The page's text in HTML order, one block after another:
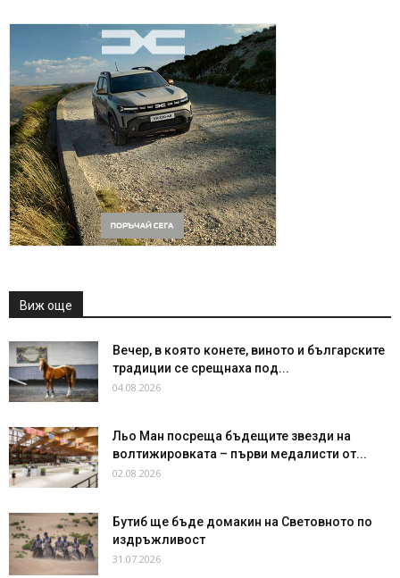
Виж още
Вечер, в която конете, виното и българските
традиции се срещнаха под...
04.08.2026
Льо Ман посреща бъдещите звезди на
волтижировката – първи медалисти от...
02.08.2026
Бутиб ще бъде домакин на Световното по
издръжливост
31.07.2026